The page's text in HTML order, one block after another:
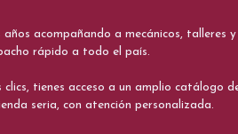
acompañando a mecánicos,
rápido a todo el país.
tienes acceso a un amplio catálogo
seria, con atención personalizada.